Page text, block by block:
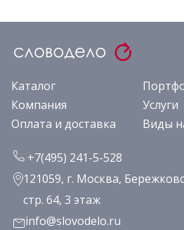
Каталог
Компания
Услуги
Оплата и доставка
Виды
+7(495) 241-5-528
121059, г. Москва,
стр. 64, 3 этаж
info@slovodelo.ru